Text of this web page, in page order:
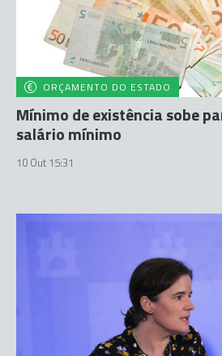
ORÇAMENTO DO ESTADO
Mínimo de existência sobe
salário mínimo
10 Out 15:31